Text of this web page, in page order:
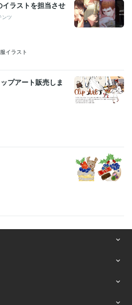
ラストを担当させ
ンツ
イラスト
プアート販売しま